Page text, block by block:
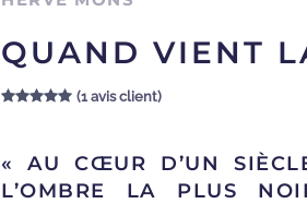
QUAND VIENT
Noté5.00sur 5 basé sur
1(1 avis client)
« AU CŒUR D’UN
L’OMBRE LA PLUS